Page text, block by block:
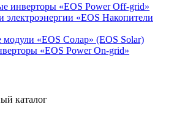
инверторы «EOS Power Off-grid»
электроэнергии «EOS Накопители
«EOS Солар» (EOS Solar)
«EOS Power On-grid»
каталог